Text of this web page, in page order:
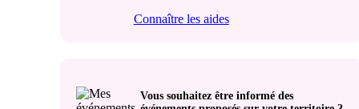
Connaître les aides
Vous souhaitez être informé des